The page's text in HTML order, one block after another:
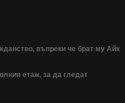
въпреки че брат му Айк
етаж, за да гледат